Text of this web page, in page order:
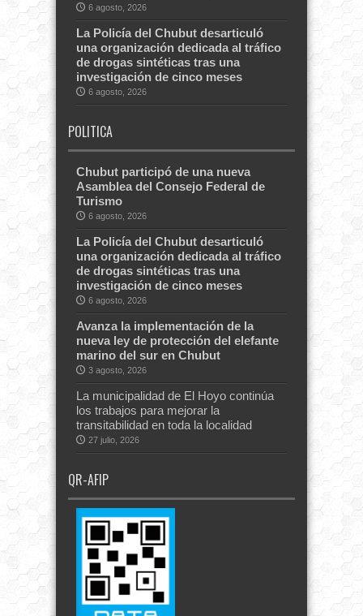
6 agosto, 2026
La Policía del Chubut desarticuló
una organización dedicada al tráfico
de drogas sintéticas tras una
investigación de cinco meses
6 agosto, 2026
POLITICA
Chubut participó de una nueva
Asamblea del Consejo Federal de
Turismo
6 agosto, 2026
La Policía del Chubut desarticuló
una organización dedicada al tráfico
de drogas sintéticas tras una
investigación de cinco meses
6 agosto, 2026
Avanza la implementación de la
nueva ley de protección del elefante
marino del sur en Chubut
3 agosto, 2026
La municipalidad de El Hoyo continúa
los trabajos para mejorar la
transitabilidad en toda la localidad
27 julio, 2026
QR-AFIP